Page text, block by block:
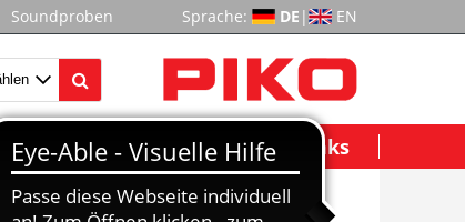
Soundproben Sprache: DE | EN
Modelle Wichtige Links